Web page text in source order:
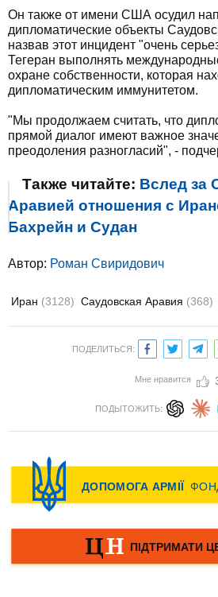
Он также от имени США осудил
дипломатические объекты
назвав этот инцидент "очень
Тегеран выполнять
охране собственности, которая
дипломатическим иммунитетом.
"Мы продолжаем считать, что
прямой диалог имеют важное
преодоления разногласий", -
Также читайте: Вслед за
Аравией отношения с
Бахрейн и Судан
Автор: Роман Свиридович
Иран (3128) Саудовская Аравия (368)
ПОДЕЛИТЬСЯ:
Мне нравится
ПОДЫТОЖИТЬ: